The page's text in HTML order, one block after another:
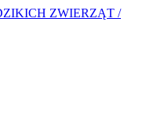
ZWIERZĄT /